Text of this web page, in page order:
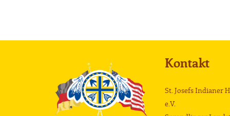
Kontakt
St. Josefs Indianer
e.V.